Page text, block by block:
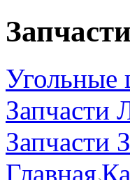
Запчасти
Угольные
Запчасти
Запчасти
Главная